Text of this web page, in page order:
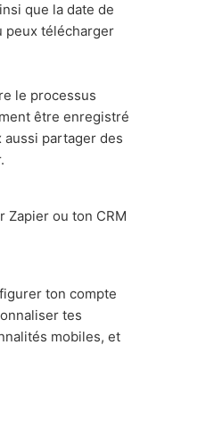
que la date de
peux télécharger
le processus
être enregistré
partager des
Zapier ou ton CRM
ton compte
tes
mobiles, et